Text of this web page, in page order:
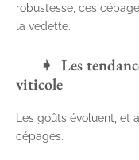
robustesse, ces
la vedette.
Les
viticole
Les goûts évoluent, et
cépages.